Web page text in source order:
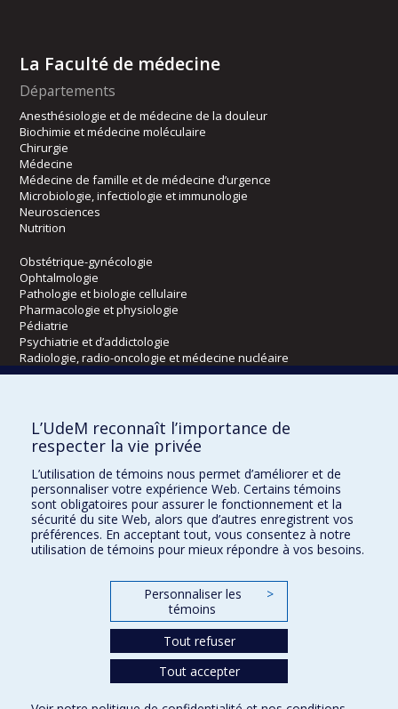
La Faculté de médecine
Départements
Anesthésiologie et de médecine de la douleur
Biochimie et médecine moléculaire
Chirurgie
Médecine
Médecine de famille et de médecine d’urgence
Microbiologie, infectiologie et immunologie
Neurosciences
Nutrition
Obstétrique-gynécologie
Ophtalmologie
Pathologie et biologie cellulaire
Pharmacologie et physiologie
Pédiatrie
Psychiatrie et d’addictologie
Radiologie, radio-oncologie et médecine nucléaire
Écoles
Kinésiologie et des sciences de l’activité physique
Orthophonie et audiologie
Réadaptation
Directions
DPC
CPASS
L’UdeM reconnaît l’importance de
respecter la vie privée
L’utilisation de témoins nous permet d’améliorer et de
personnaliser votre expérience Web. Certains témoins
sont obligatoires pour assurer le fonctionnement et la
sécurité du site Web, alors que d’autres enregistrent vos
préférences. En acceptant tout, vous consentez à notre
utilisation de témoins pour mieux répondre à vos besoins.
Personnaliser les
témoins
>
Tout refuser
Tout accepter